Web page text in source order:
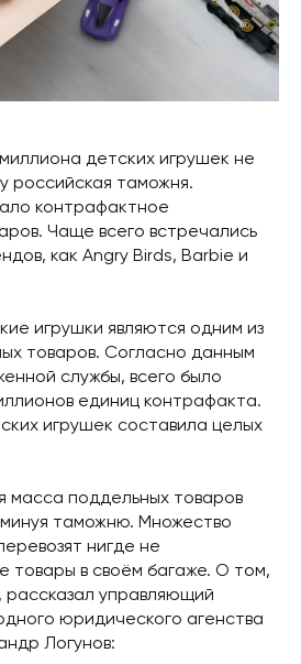
детских игрушек не
российская таможня.
контрафактное
Чаще всего встречались
как Angry Birds, Barbie и
игрушки являются одним из
товаров. Согласно данным
службы, всего было
единиц контрафакта.
игрушек составила целых
масса поддельных товаров
таможню. Множество
нигде не
товары в своём багаже. О том,
рассказал управляющий
юридического агенства
Логунов: